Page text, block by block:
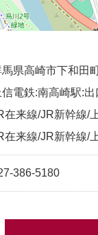
県高崎市下和田
信電鉄:南高崎駅:
在来線/JR新幹線/
在来線/JR新幹線/
386-5180